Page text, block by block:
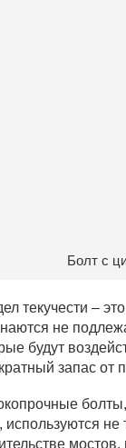
Болт с
текучести –
не
будут
запас от
не